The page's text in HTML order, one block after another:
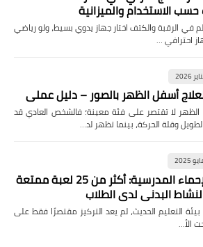
حسب الاستخدام والميزانية
في الرقبة والكتف اختار جهاز يدوي بسيط، ولو رياضي
احترافي …
أسفل الظهر بالصور – دليل عملي
الظهر لا تقتصر على فئة معينة؛ فالشخص العادي قد
وقلة الحركة، بينما تظهر لد…
ألعاب الإحماء المدرسية: أكثر من 25 لعبة ممتعة
البدني لدى الطلاب
التعليم الحديث، لم يعد التركيز مقتصرًا فقط على
الأ…